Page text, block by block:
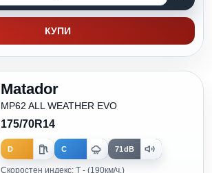
КУПИ
Matador
MP62 ALL WEATHER EVO
175/70R14
D C 71dB
Скоростен индекс: T - (190км/ч.)